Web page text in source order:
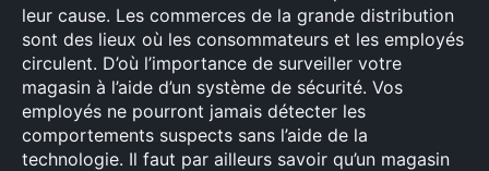
leur cause. Les commerces de la grande distribution
sont des lieux où les consommateurs et les employés
circulent. D’où l’importance de surveiller votre
magasin à l’aide d’un système de sécurité. Vos
employés ne pourront jamais détecter les
comportements suspects sans l’aide de la
technologie. Il faut par ailleurs savoir qu’un magasin